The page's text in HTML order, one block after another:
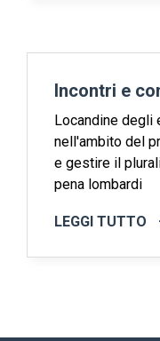
Incontri e
Locandine degli
nell'ambito del
e gestire il
pena lombardi
LEGGI TUTTO